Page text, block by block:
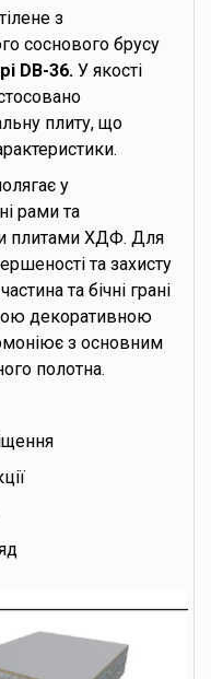
з
соснового брусу
DB-36. У якості
плиту, що
у
рами та
плитами ХДФ. Для
та захисту
та бічні грані
декоративною
з основним
полотна.